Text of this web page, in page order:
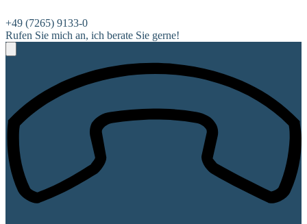
+49 (7265) 9133-0
Rufen Sie mich an, ich berate Sie gerne!